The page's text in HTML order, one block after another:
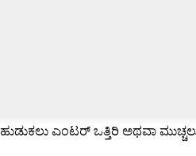
ಹುಡುಕಲು ಎಂಟರ್ ಒತ್ತಿರಿ ಅಥವಾ